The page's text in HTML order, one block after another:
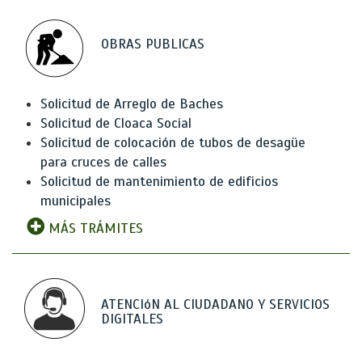
OBRAS PUBLICAS
Solicitud de Arreglo de Baches
Solicitud de Cloaca Social
Solicitud de colocación de tubos de desagüe
para cruces de calles
Solicitud de mantenimiento de edificios
municipales
MÁS TRÁMITES
ATENCIóN AL CIUDADANO Y SERVICIOS
DIGITALES